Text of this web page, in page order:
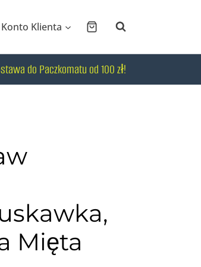
Konto Klienta
do Paczkomatu od 100 zł!
Mięta